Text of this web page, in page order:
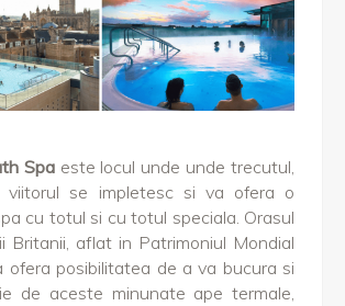
Spaeste locul unde unde trecutul,
viitorul se impletesc si va ofera o
cu totul si cu totul speciala. Orasul
Britanii, aflat in Patrimoniul Mondial
ofera posibilitatea de a va bucura si
de aceste minunate ape termale,